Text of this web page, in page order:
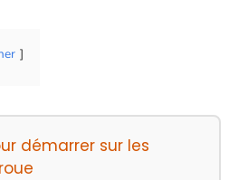
démarrer sur les